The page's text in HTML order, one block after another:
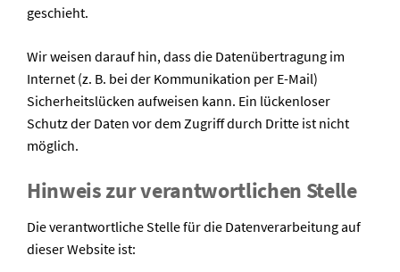
geschieht.
Wir weisen darauf hin, dass die Datenübertragung im
Internet (z. B. bei der Kommunikation per E-Mail)
Sicherheitslücken aufweisen kann. Ein lückenloser
Schutz der Daten vor dem Zugriff durch Dritte ist nicht
möglich.
Hinweis zur verantwortlichen Stelle
Die verantwortliche Stelle für die Datenverarbeitung auf
dieser Website ist: